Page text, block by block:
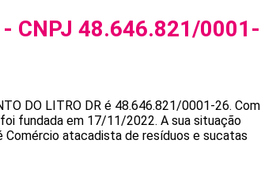
- CNPJ 48.646.821/0001-
DO LITRO DR é 48.646.821/0001-26. Com
foi fundada em 17/11/2022. A sua situação
Comércio atacadista de resíduos e sucatas